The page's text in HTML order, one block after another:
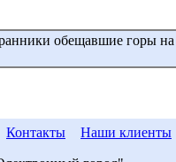
обещавшие горы на
Контакты Наши клиенты